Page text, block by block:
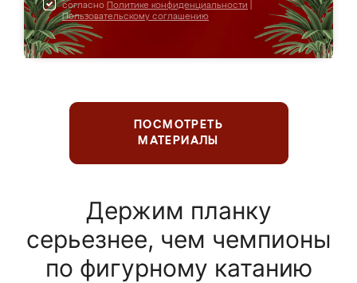
согласно Политике конфиденциальности
Пользовательскому соглашению
ПОСМОТРЕТЬ
МАТЕРИАЛЫ
Держим планку
серьезнее, чем чемпионы
по фигурному катанию